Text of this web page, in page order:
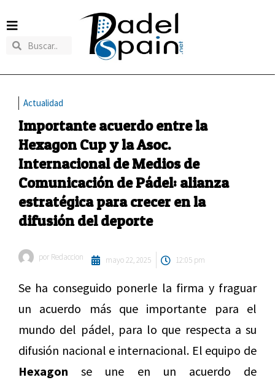
Actualidad
Importante acuerdo entre la
Hexagon Cup y la Asoc.
Internacional de Medios de
Comunicación de Pádel: alianza
estratégica para crecer en la
difusión del deporte
por Redaccion mayo 22, 2025 12:05 pm
Se ha conseguido ponerle la firma y fraguar
un acuerdo más que importante para el
mundo del pádel, para lo que respecta a su
difusión nacional e internacional. El equipo de
Hexagon se une en un acuerdo de